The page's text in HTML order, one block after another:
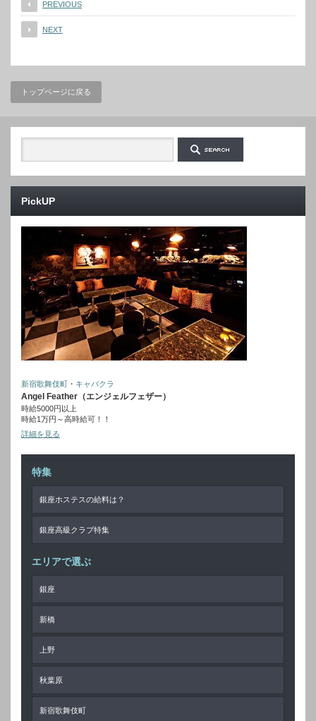
PREVIOUS
NEXT
トップページに戻る
PickUP
新宿歌舞伎町 ・ キャバクラ
Angel Feather（エンジェルフェザー）
時給5000円以上
時給1万円～高時給可！！
詳細を見る
特集
銀座ホステスの給料は？
銀座高級クラブ特集
エリアで選ぶ
銀座
新橋
上野
秋葉原
新宿歌舞伎町